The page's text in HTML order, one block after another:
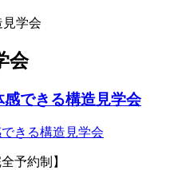
見学会
会
感できる構造見学会
予約制】